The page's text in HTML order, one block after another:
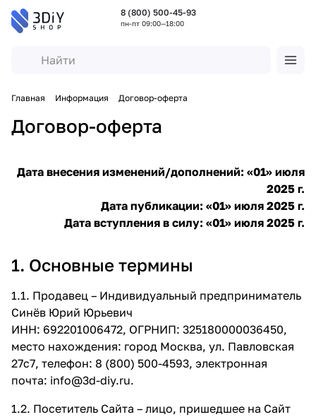
8 (800) 500-45-93
пн-пт 09:00—18:00
Главная Информация Договор-оферта
Договор-оферта
Дата внесения изменений/дополнений: «01» июля
2025 г.
Дата публикации: «01» июля 2025 г.
Дата вступления в силу: «01» июля 2025 г.
1. Основные термины
1.1. Продавец – Индивидуальный предприниматель
Синёв Юрий Юрьевич
ИНН: 692201006472, ОГРНИП: 325180000036450,
место нахождения: город Москва, ул. Павловская
27с7, телефон: 8 (800) 500-4593, электронная
почта: info@3d-diy.ru.
1.2. Посетитель Сайта – лицо, пришедшее на Сайт